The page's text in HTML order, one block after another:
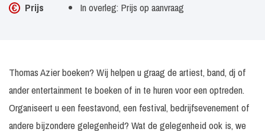
Prijs
In overleg: Prijs op aanvraag
Thomas Azier boeken? Wij helpen u graag de artiest, band, dj of
ander entertainment te boeken of in te huren voor een optreden.
Organiseert u een feestavond, een festival, bedrijfsevenement of
andere bijzondere gelegenheid? Wat de gelegenheid ook is, we